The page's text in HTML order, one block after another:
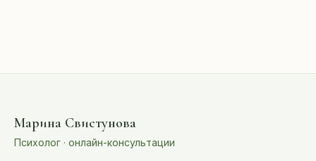
Марина Свистунова
Психолог · онлайн-консультации